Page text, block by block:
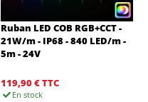
Ruban LED COB RGB+CCT -
21W/m - IP68 - 840 LED/m -
5m - 24V
119,90 €TTC
En stock